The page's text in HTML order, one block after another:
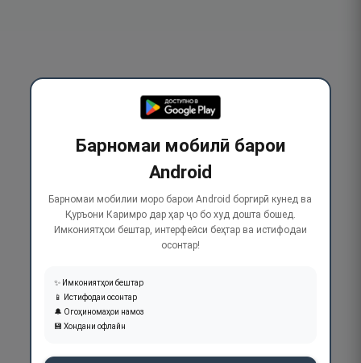
Барномаи мобилӣ барои
Android
Барномаи мобилии моро барои Android боргирӣ кунед ва
Қуръони Каримро дар ҳар ҷо бо худ дошта бошед.
Имкониятҳои бештар, интерфейси беҳтар ва истифодаи
осонтар!
✨ Имкониятҳои бештар
📱 Истифодаи осонтар
🔔 Огоҳиномаҳои намоз
💾 Хондани офлайн